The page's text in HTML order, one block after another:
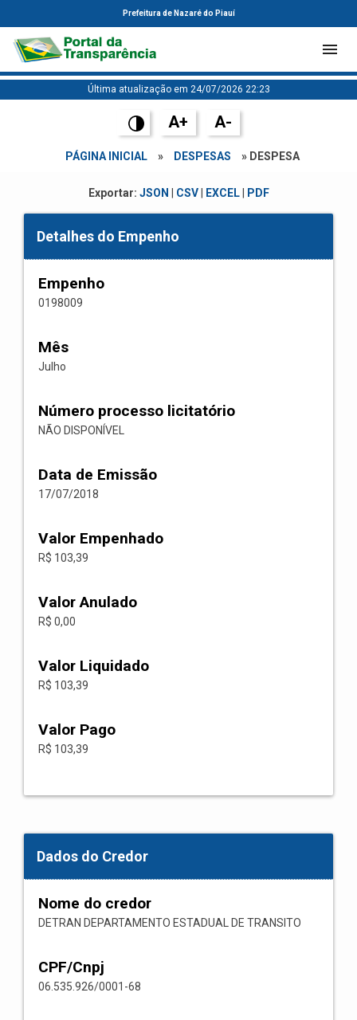
Prefeitura de Nazaré do Piauí
Última atualização em 24/07/2026 22:23
A+ A-
PÁGINA INICIAL » DESPESAS » DESPESA
Exportar: JSON CSV| EXCEL| PDF
Detalhes do Empenho
Empenho
0198009
Mês
Julho
Número processo licitatório
NÃO DISPONÍVEL
Data de Emissão
17/07/2018
Valor Empenhado
R$ 103,39
Valor Anulado
R$ 0,00
Valor Liquidado
R$ 103,39
Valor Pago
R$ 103,39
Dados do Credor
Nome do credor
DETRAN DEPARTAMENTO ESTADUAL DE TRANSITO
CPF/Cnpj
06.535.926/0001-68